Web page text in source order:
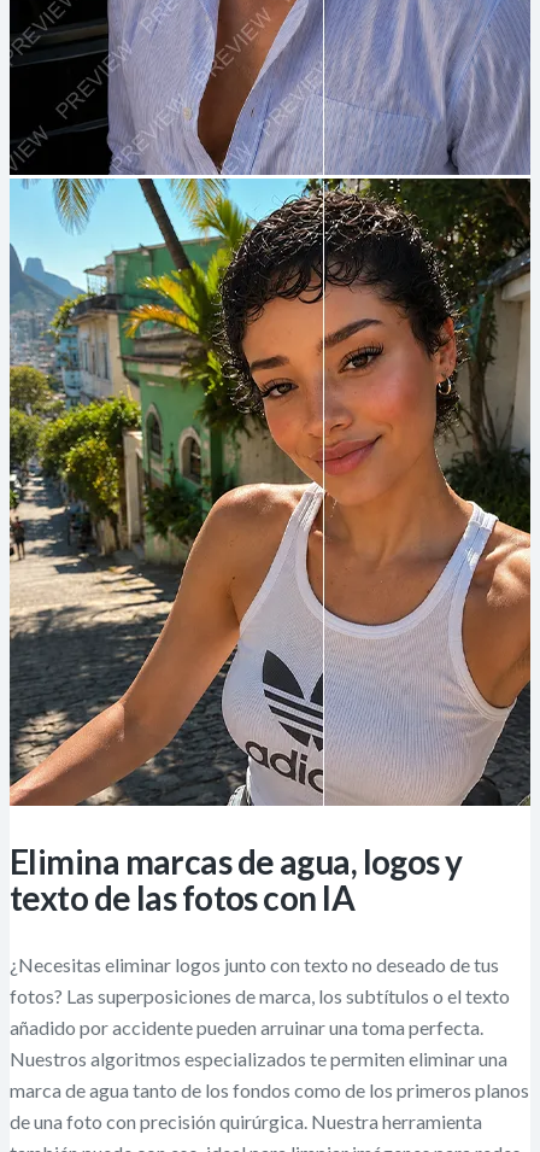
Elimina marcas de agua, logos y
texto de las fotos con IA
¿Necesitas eliminar logos junto con texto no deseado de tus
fotos? Las superposiciones de marca, los subtítulos o el texto
añadido por accidente pueden arruinar una toma perfecta.
Nuestros algoritmos especializados te permiten eliminar una
marca de agua tanto de los fondos como de los primeros planos
de una foto con precisión quirúrgica. Nuestra herramienta